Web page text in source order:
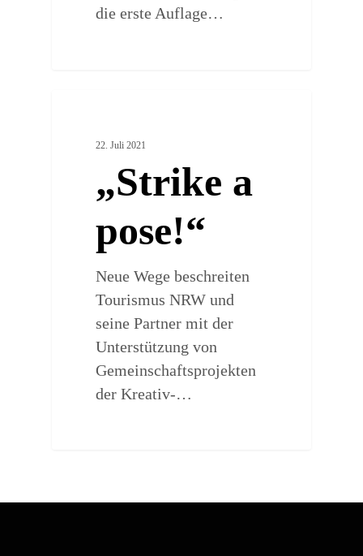
die erste Auflage…
22. Juli 2021
„Strike a
pose!“
Neue Wege beschreiten
Tourismus NRW und
seine Partner mit der
Unterstützung von
Gemeinschaftsprojekten
der Kreativ-…